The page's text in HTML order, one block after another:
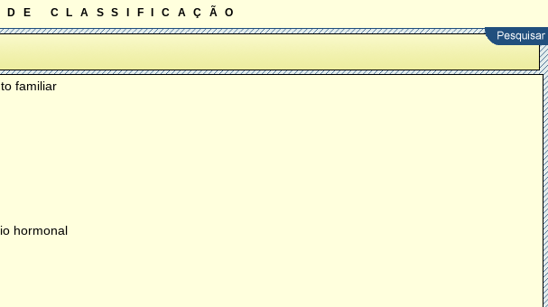
classificação
familiar
hormonal